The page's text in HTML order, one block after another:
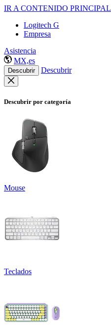
IR A CONTENIDO PRINCIPAL
Logitech G
Empresa
Asistencia
MX,es
Descubrir Descubrir
Descubrir por categoría
Mouse
Teclados